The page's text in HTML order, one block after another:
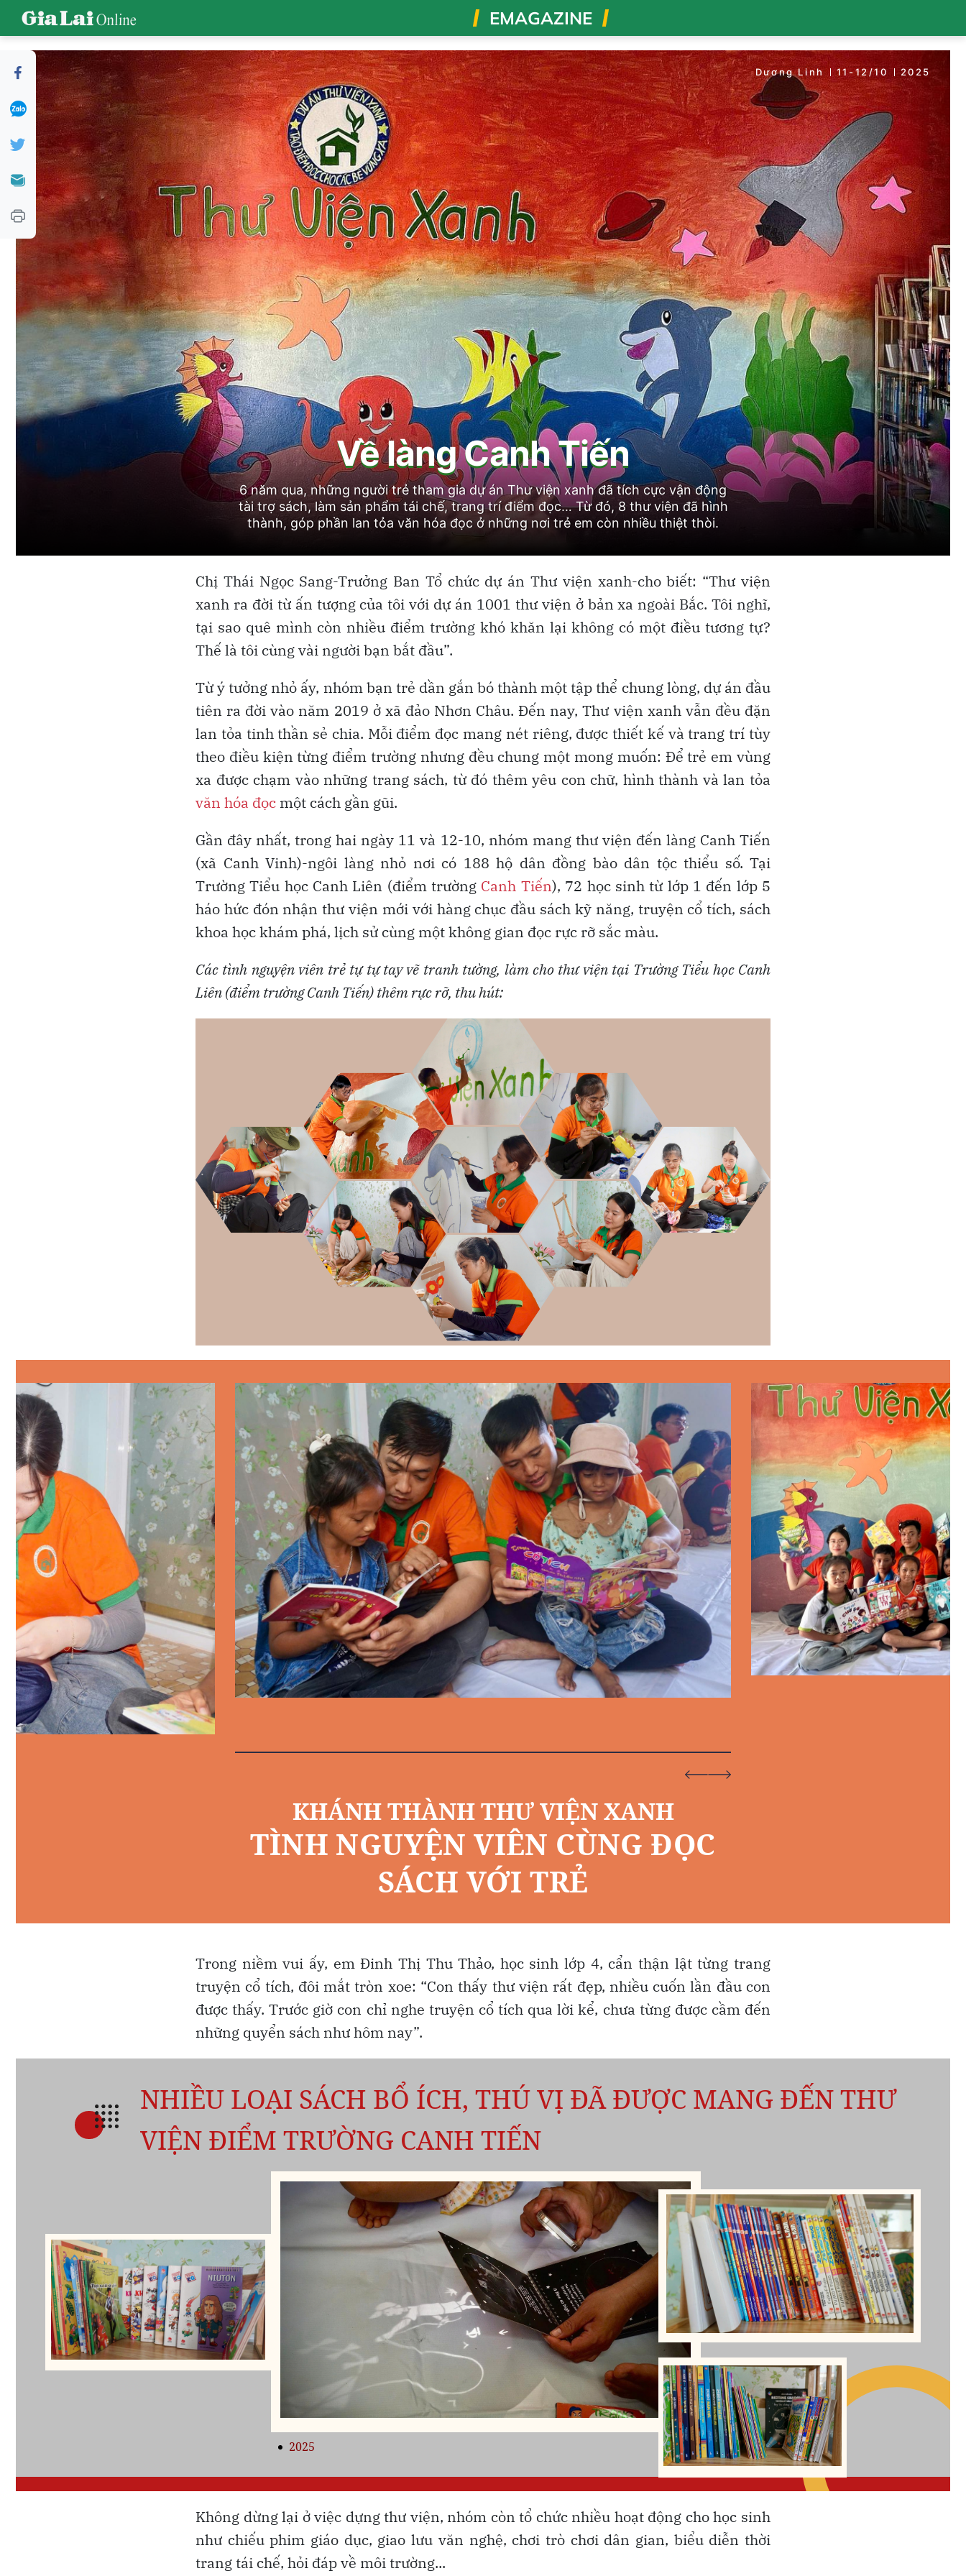
EMAGAZINE
Chị Thái Ngọc Sang-Trưởng Ban Tổ chức dự án Thư viện xanh-cho biết: “Thư viện
xanh ra đời từ ấn tượng của tôi với dự án 1001 thư viện ở bản xa ngoài Bắc. Tôi nghĩ,
tại sao quê mình còn nhiều điểm trường khó khăn lại không có một điều tương tự?
Thế là tôi cùng vài người bạn bắt đầu”.
Từ ý tưởng nhỏ ấy, nhóm bạn trẻ dần gắn bó thành một tập thể chung lòng, dự án đầu
tiên ra đời vào năm 2019 ở xã đảo Nhơn Châu. Đến nay, Thư viện xanh vẫn đều đặn
lan tỏa tinh thần sẻ chia. Mỗi điểm đọc mang nét riêng, được thiết kế và trang trí tùy
theo điều kiện từng điểm trường nhưng đều chung một mong muốn: Để trẻ em vùng
xa được chạm vào những trang sách, từ đó thêm yêu con chữ, hình thành và lan tỏa
văn hóa đọc một cách gần gũi.
Gần đây nhất, trong hai ngày 11 và 12-10, nhóm mang thư viện đến làng Canh Tiến
(xã Canh Vinh)-ngôi làng nhỏ nơi có 188 hộ dân đồng bào dân tộc thiểu số. Tại
Trường Tiểu học Canh Liên (điểm trường Canh Tiến), 72 học sinh từ lớp 1 đến lớp 5
háo hức đón nhận thư viện mới với hàng chục đầu sách kỹ năng, truyện cổ tích, sách
khoa học khám phá, lịch sử cùng một không gian đọc rực rỡ sắc màu.
Các tình nguyện viên trẻ tự tự tay vẽ tranh tường, làm cho thư viện tại Trường Tiểu học Canh
Liên (điểm trường Canh Tiến) thêm rực rỡ, thu hút:
Trong niềm vui ấy, em Đinh Thị Thu Thảo, học sinh lớp 4, cẩn thận lật từng trang
truyện cổ tích, đôi mắt tròn xoe: “Con thấy thư viện rất đẹp, nhiều cuốn lần đầu con
được thấy. Trước giờ con chỉ nghe truyện cổ tích qua lời kể, chưa từng được cầm đến
những quyển sách như hôm nay”.
Không dừng lại ở việc dựng thư viện, nhóm còn tổ chức nhiều hoạt động cho học sinh
như chiếu phim giáo dục, giao lưu văn nghệ, chơi trò chơi dân gian, biểu diễn thời
trang tái chế, hỏi đáp về môi trường...